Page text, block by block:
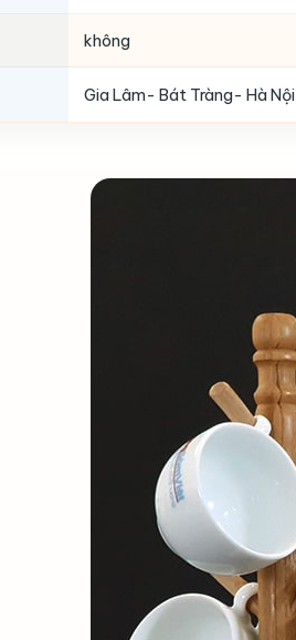
không
Gia Lâm- Bát Tràng- Hà Nội